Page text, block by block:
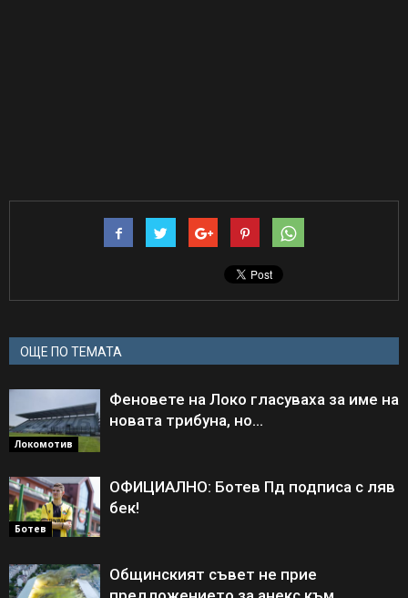
ОЩЕ ПО ТЕМАТА
Локомотив
Феновете на Локо гласуваха за име на
новата трибуна, но…
Ботев
ОФИЦИАЛНО: Ботев Пд подписа с ляв
бек!
Общинският съвет не прие